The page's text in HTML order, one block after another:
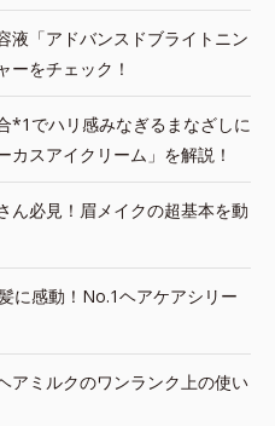
液「アドバンスドブライトニン
ーをチェック！
*1でハリ感みなぎるまなざしに
カスアイクリーム」を解説！
ん必見！眉メイクの超基本を動
に感動！No.1ヘアケアシリー
アミルクのワンランク上の使い